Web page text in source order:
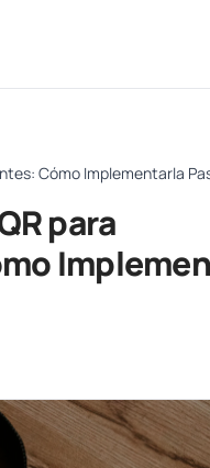
Cómo Implementarla
para